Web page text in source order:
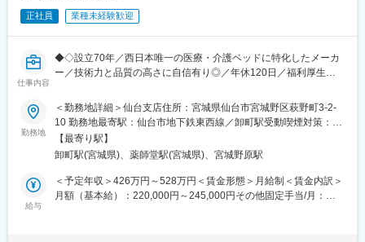
入院患者の持参薬をスマホで撮影するだけで、AIが瞬時に高精度
識別するシステム。専用機器不要で導入しやすく、省力化に直
結。他社より手軽さとAI精度に強みがあり、人手不足解消を背景
に成長が期待される先進サービス。
■教育制度・環境：
OJT、勉強会等でバックアップいたします。約半年～1年かけて一
人前になっていただきます。また、離職率も非常に低く、富士フ
イルムグループ基準の充実した福利厚生や各種手当など長期的に
活躍・就業できる環境が整っています。
■社風について：
総合職採用の風土が強く様々なキャリアパスがあります。離職率
正社員 業種未経験歓迎
仕事内容
◆◇設立70年／西日本唯一の医療・介護ベッドに特化したメーカ
ー／技術力と品質の高さに自信有り◎／年休120日／福利厚生充
■業務詳細：
医療・介護用ベッドを扱う同社にて、法人営業をお任せ致しま
す。
既存関係を基盤とした、関係構築型のルート営業が中心です。長
期的な信頼関係を築きながら、顧客に最適な製品提案を行ってい
ただきます。
勤務地
＜勤務地詳細＞仙台支店住所：宮城県仙台市宮城野区萩野町3-2-
10 勤務地最寄駅：仙台市地下鉄東西線／卸町駅受動喫煙対策：屋
内全面禁煙変更の範囲：会社の定める事業所
【最寄り駅】
卸町駅(宮城県)、薬師堂駅(宮城県)、宮城野原駅
給与
＜予定年収＞426万円～528万円＜賃金形態＞月給制＜賃金内訳＞
月額（基本給）：220,000円～245,000円その他固定手当/月：